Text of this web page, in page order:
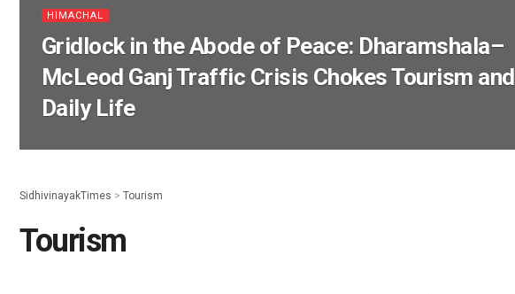
HIMACHAL
Gridlock in the Abode of Peace: Dharamshala–
McLeod Ganj Traffic Crisis Chokes Tourism and
Daily Life
SidhivinayakTimes > Tourism
Tourism